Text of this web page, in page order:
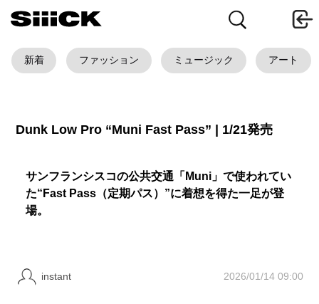
新着 ファッション ミュージック アート
Dunk Low Pro “Muni Fast Pass” | 1/21発売
サンフランシスコの公共交通「Muni」で使われてい
た“Fast Pass（定期パス）”に着想を得た一足が登
場。
instant 2026/01/14 09:00